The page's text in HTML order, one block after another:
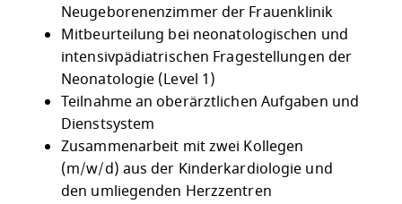
Neugeborenenzimmer der Frauenklinik
Mitbeurteilung bei neonatologischen und
intensivpädiatrischen Fragestellungen der
Neonatologie (Level 1)
Teilnahme an oberärztlichen Aufgaben und
Dienstsystem
Zusammenarbeit mit zwei Kollegen
(m/w/d) aus der Kinderkardiologie und
den umliegenden Herzzentren